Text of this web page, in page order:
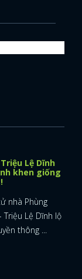
Lệ Dĩnh
khen giống
nhà Phùng
Triệu Lệ Dĩnh lộ
thông ...